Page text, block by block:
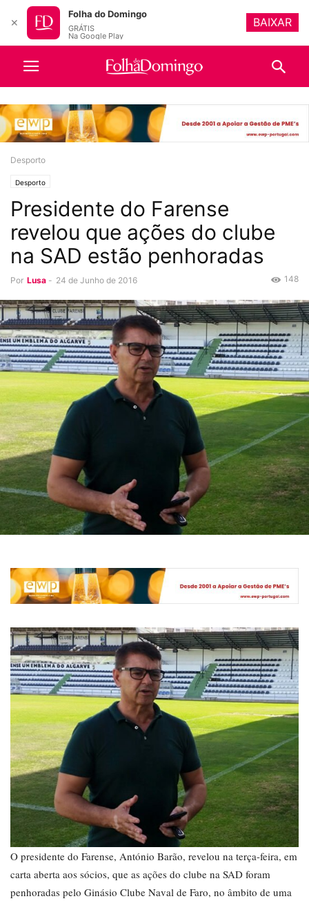
Desporto
Desporto
Presidente do Farense
revelou que ações do clube
na SAD estão penhoradas
Por Lusa - 24 de Junho de 2016 148
O presidente do Farense, António Barão, revelou na terça-feira, em
carta aberta aos sócios, que as ações do clube na SAD foram
penhoradas pelo Ginásio Clube Naval de Faro, no âmbito de uma
✕
Folha do Domingo
GRÁTIS
Na Google Play
BAIXAR